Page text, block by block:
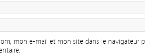
mon e-mail et mon site dans le navigateur